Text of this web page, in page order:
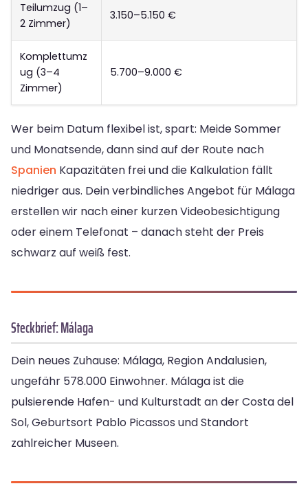
Teilumzug (1–
2 Zimmer)
3.150–5.150 €
Komplettumz
ug (3–4
Zimmer)
5.700–9.000 €
Wer beim Datum flexibel ist, spart: Meide Sommer
und Monatsende, dann sind auf der Route nach
Spanien Kapazitäten frei und die Kalkulation fällt
niedriger aus. Dein verbindliches Angebot für Málaga
erstellen wir nach einer kurzen Videobesichtigung
oder einem Telefonat – danach steht der Preis
schwarz auf weiß fest.
Steckbrief: Málaga
Dein neues Zuhause: Málaga, Region Andalusien,
ungefähr 578.000 Einwohner. Málaga ist die
pulsierende Hafen- und Kulturstadt an der Costa del
Sol, Geburtsort Pablo Picassos und Standort
zahlreicher Museen.